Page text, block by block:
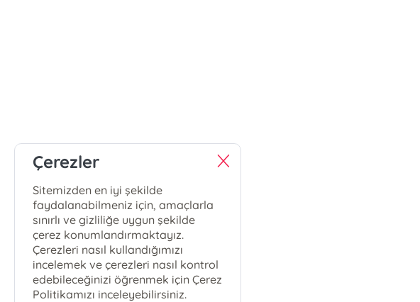
Çerezler
Sitemizden en iyi şekilde
faydalanabilmeniz için, amaçlarla
sınırlı ve gizliliğe uygun şekilde
çerez konumlandırmaktayız.
Çerezleri nasıl kullandığımızı
incelemek ve çerezleri nasıl kontrol
edebileceğinizi öğrenmek için Çerez
Politikamızı inceleyebilirsiniz.